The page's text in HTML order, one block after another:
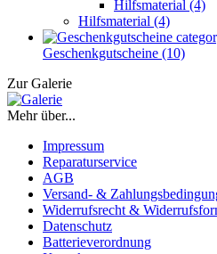
Hilfsmaterial (4)
Hilfsmaterial (4)
Geschenkgutscheine (10)
Zur Galerie
Mehr über...
Impressum
Reparaturservice
AGB
Versand- &
Widerrufsrecht &
Datenschutz
Batterieverordnung